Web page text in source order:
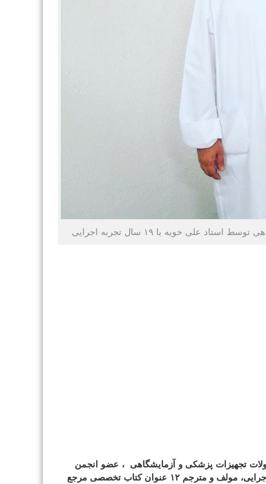
علی خویه با ۱۹ سال تجربه اجرایی
تجهیزات پزشکی و آزمایشگاهی ، عضو انجمن
المللی تخصصی، دارای بیش از ۱۸ سال تجربه اجرایی، مولف و مترجم ۱۲ عنوان کتاب تخصصی مرجع